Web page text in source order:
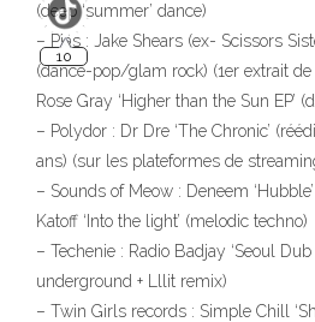
(deep ‘summer’ dance)
– Pias : Jake Shears (ex- Scissors
(dance-pop/glam rock) (1er extrait de
Rose Gray ‘Higher than the Sun EP’
– Polydor : Dr Dre ‘The Chronic’
ans) (sur les plateformes de
– Sounds of Meow : Deneem
Katoff ‘Into the light’ (melodic techno)
– Techenie : Radio Badjay ‘Seoul
underground + Lllit remix)
– Twin Girls records : Simple Chill